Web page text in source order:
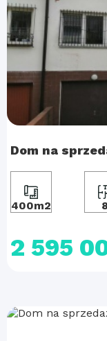
Dom na
400m2 8
2 595